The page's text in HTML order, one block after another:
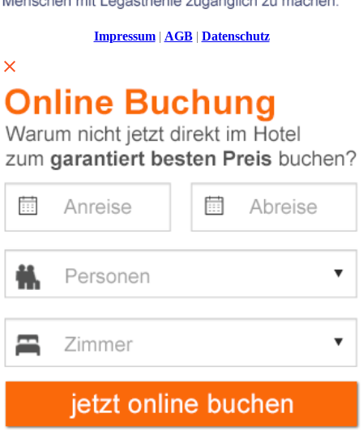
Impressum| AGB| Datenschutz